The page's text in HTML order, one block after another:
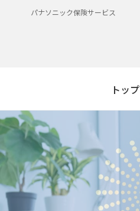
パナソニック保険サービス
トップ